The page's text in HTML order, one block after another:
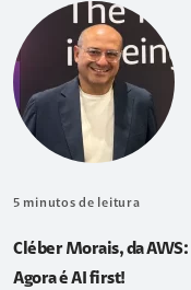
5 minutos de leitura
Cléber Morais, da
Agora é AI first!